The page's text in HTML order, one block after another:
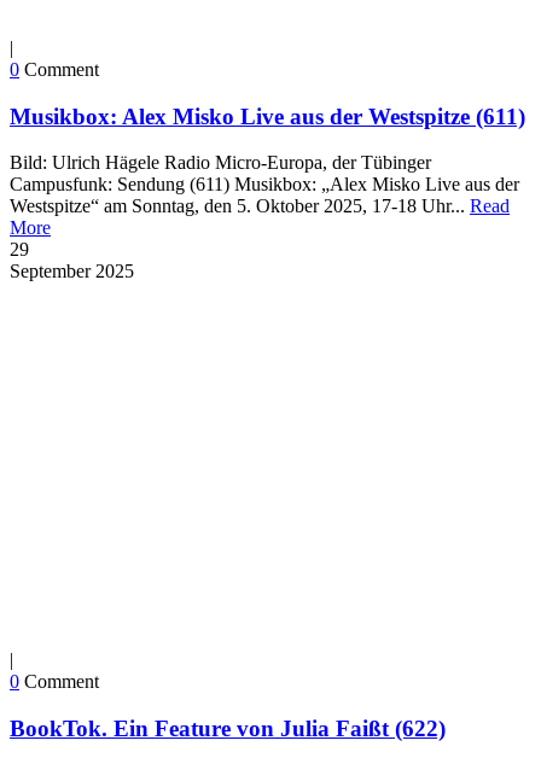
|
0 Comment
Musikbox: Alex Misko Live aus der Westspitze (611)
Bild: Ulrich Hägele Radio Micro-Europa, der Tübinger
Campusfunk: Sendung (611) Musikbox: „Alex Misko Live aus der
Westspitze“ am Sonntag, den 5. Oktober 2025, 17-18 Uhr... Read
More
29
September 2025
|
0 Comment
BookTok. Ein Feature von Julia Faißt (622)